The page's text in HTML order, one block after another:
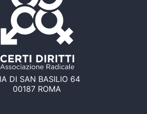
DI SAN BASILIO 64
00187 ROMA